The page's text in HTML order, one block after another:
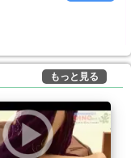
もっと見る